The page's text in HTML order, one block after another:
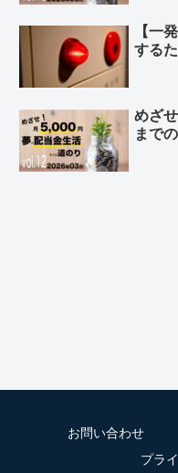
【一
する
めざ
まで
お問い合わせ
プラ